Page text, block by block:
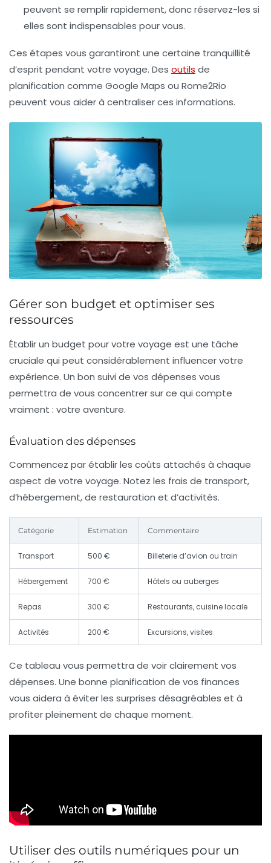
peuvent se remplir rapidement, donc réservez-les si
elles sont indispensables pour vous.
Ces étapes vous garantiront une certaine tranquillité
d’esprit pendant votre voyage. Des outils de
planification comme Google Maps ou Rome2Rio
peuvent vous aider à centraliser ces informations.
Gérer son budget et optimiser ses
ressources
Établir un budget pour votre voyage est une tâche
cruciale qui peut considérablement influencer votre
expérience. Un bon suivi de vos dépenses vous
permettra de vous concentrer sur ce qui compte
vraiment : votre aventure.
Évaluation des dépenses
Commencez par établir les coûts attachés à chaque
aspect de votre voyage. Notez les frais de transport,
d’hébergement, de restauration et d’activités.
Catégorie Estimation Commentaire
Transport 500 € Billeterie d’avion ou train
Hébergement 700 € Hôtels ou auberges
Repas 300 € Restaurants, cuisine locale
Activités 200 € Excursions, visites
Ce tableau vous permettra de voir clairement vos
dépenses. Une bonne planification de vos finances
vous aidera à éviter les surprises désagréables et à
profiter pleinement de chaque moment.
Utiliser des outils numériques pour un